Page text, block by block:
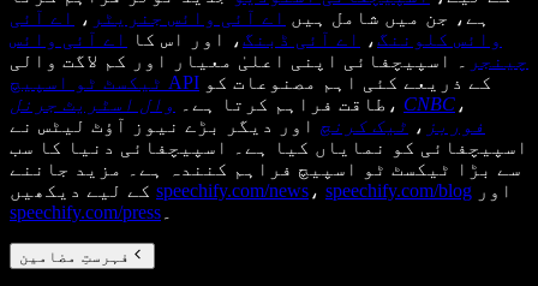
ہے، جن میں شامل ہیں اے آئی وائس جنریٹر ،
اے آئی
وائس کلوننگ، اے آئی ڈبنگ، اور اس کا
اے آئی وائس
چینجر
۔ اسپیچفائی اپنی اعلیٰ معیار اور کم لاگت والی
ٹیکسٹ ٹو اسپیچ API
طاقت فراہم کرتا ہے۔
وال اسٹریٹ جرنل ، CNBC ،
فوربز ، ٹیک کرنچ اور دیگر بڑے نیوز آؤٹ لیٹس نے
اسپیچفائی کو نمایاں کیا ہے۔ اسپیچفائی دنیا کا سب
سے بڑا ٹیکسٹ ٹو اسپیچ فراہم کنندہ ہے۔ مزید جاننے
speechify.com/news ، speechify.com/blog اور
speechify.com/press
فہرستِ مضامین